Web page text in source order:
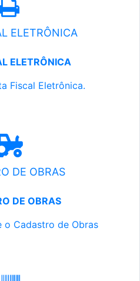
ELETRÔNICA
ELETRÔNICA
Fiscal Eletrônica.
DE OBRAS
DE OBRAS
o Cadastro de Obras